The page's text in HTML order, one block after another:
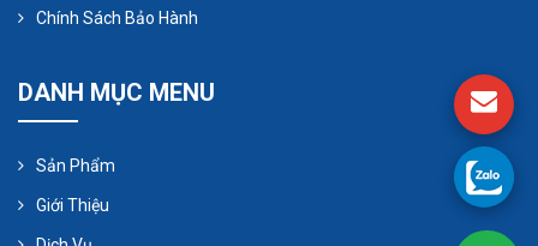
Máy bơm trục vít 3 trục có 1 trục vít chủ động và 2
dùng cho các ứng dụng nhỏ thì người ta sẽ sử
Bộ phận của bơm này gồm có: Đầu vào lưu chất,
đầu ra lưu chất, thân bơm, trục vít chủ động, trục
vít bị động số 1, trục vít bị động số 2, thân bơm hay
Chính Sách Bảo Hành
DANH MỤC MENU
Sản Phẩm
Giới Thiệu